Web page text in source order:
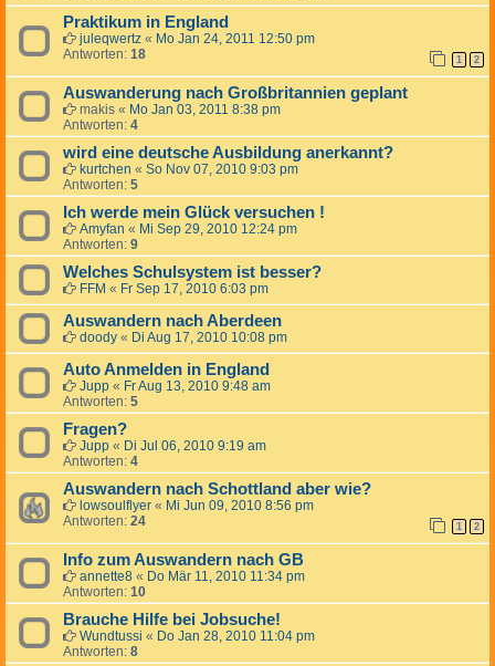
Praktikum in England
juleqwertz « Mo Jan 24, 2011 12:50 pm
Antworten: 18 1 2
Auswanderung nach Großbritannien geplant
makis « Mo Jan 03, 2011 8:38 pm
Antworten: 4
wird eine deutsche Ausbildung anerkannt?
kurtchen « So Nov 07, 2010 9:03 pm
Antworten: 5
Ich werde mein Glück versuchen !
Amyfan « Mi Sep 29, 2010 12:24 pm
Antworten: 9
Welches Schulsystem ist besser?
FFM « Fr Sep 17, 2010 6:03 pm
Auswandern nach Aberdeen
doody « Di Aug 17, 2010 10:08 pm
Auto Anmelden in England
Jupp « Fr Aug 13, 2010 9:48 am
Antworten: 5
Fragen?
Jupp « Di Jul 06, 2010 9:19 am
Antworten: 4
Auswandern nach Schottland aber wie?
lowsoulflyer « Mi Jun 09, 2010 8:56 pm
Antworten: 24 1 2
Info zum Auswandern nach GB
annette8 « Do Mär 11, 2010 11:34 pm
Antworten: 10
Brauche Hilfe bei Jobsuche!
Wundtussi « Do Jan 28, 2010 11:04 pm
Antworten: 8